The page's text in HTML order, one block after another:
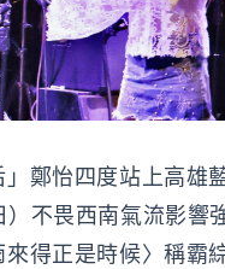
」鄭怡四度站上高雄
）不畏西南氣流影響
來得正是時候〉稱霸